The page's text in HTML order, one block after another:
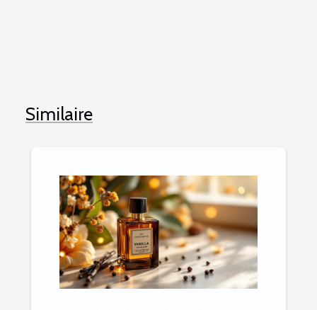
Similaire